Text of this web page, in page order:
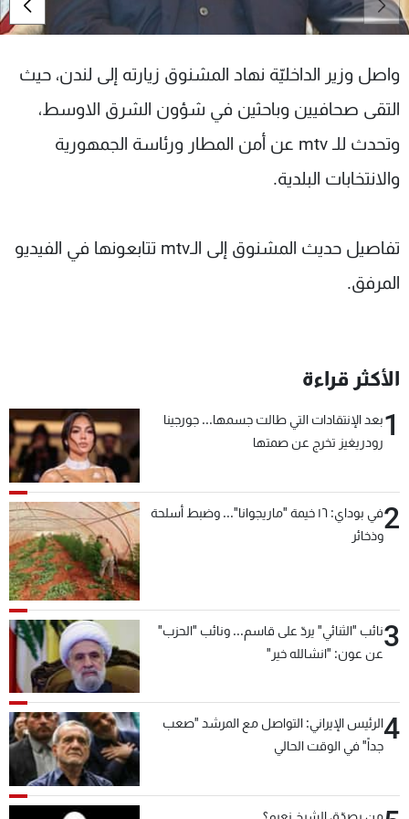
واصل وزير الداخليّة نهاد المشنوق زيارته إلى لندن، حيث
التقى صحافيين وباحثين في شؤون الشرق الاوسط،
وتحدث للـ mtv عن أمن المطار ورئاسة الجمهورية
والانتخابات البلدية.
تفاصيل حديث المشنوق إلى الـmtv تتابعونها في الفيديو
المرفق.
الأكثر قراءة
1بعد الإنتقادات التي طالت جسمها... جورجينا
رودريغيز تخرج عن صمتها
2
في بوداي: ١٦ خيمة "ماريجوانا"... وضبط أسلحة
وذخائر
3نائب "الثنائي" يردّ على قاسم... ونائب "الحزب"
عن عون: "انشالله خير"
4الرئيس الإيراني: التواصل مع المرشد "صعب
جداً" في الوقت الحالي
شاهد البرامج
عن MTV
الإنـتـاج
لاعلاناتكم
وظائف
تواصل معنا
شروط الإسـتخدام